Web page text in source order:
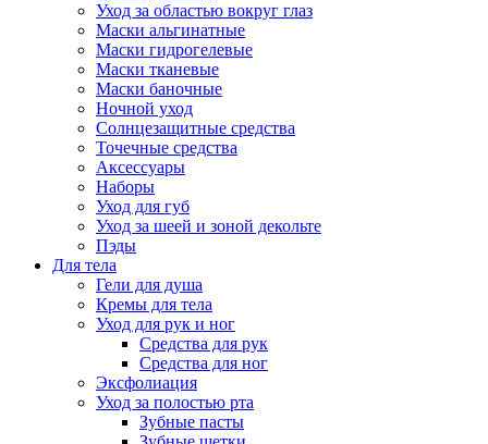
Уход за областью вокруг глаз
Маски альгинатные
Маски гидрогелевые
Маски тканевые
Маски баночные
Ночной уход
Солнцезащитные средства
Точечные средства
Аксессуары
Наборы
Уход для губ
Уход за шеей и зоной декольте
Пэды
Для тела
Гели для душа
Кремы для тела
Уход для рук и ног
Средства для рук
Средства для ног
Эксфолиация
Уход за полостью рта
Зубные пасты